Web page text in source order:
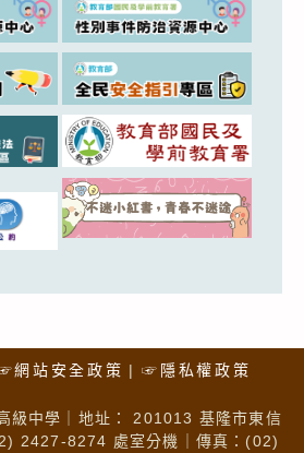
網站安全政策 ☞隱私權政策
級中學｜地址： 201013 基隆市東信
2427-8274 處室分機｜傳真：(02)